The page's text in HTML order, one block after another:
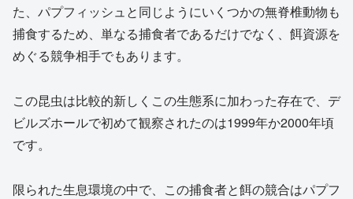
た、パプフィッシュと同じようにいくつかの無脊椎動物も
捕食するため、単なる捕食者であるだけでなく、餌資源を
めぐる競争相手でもあります。
この昆虫は比較的新しくこの生態系に加わった存在で、デ
ビルズホールで初めて観察されたのは1999年か2000年頃
です。
限られた生息環境の中で、この捕食者と餌の競合はパプフ